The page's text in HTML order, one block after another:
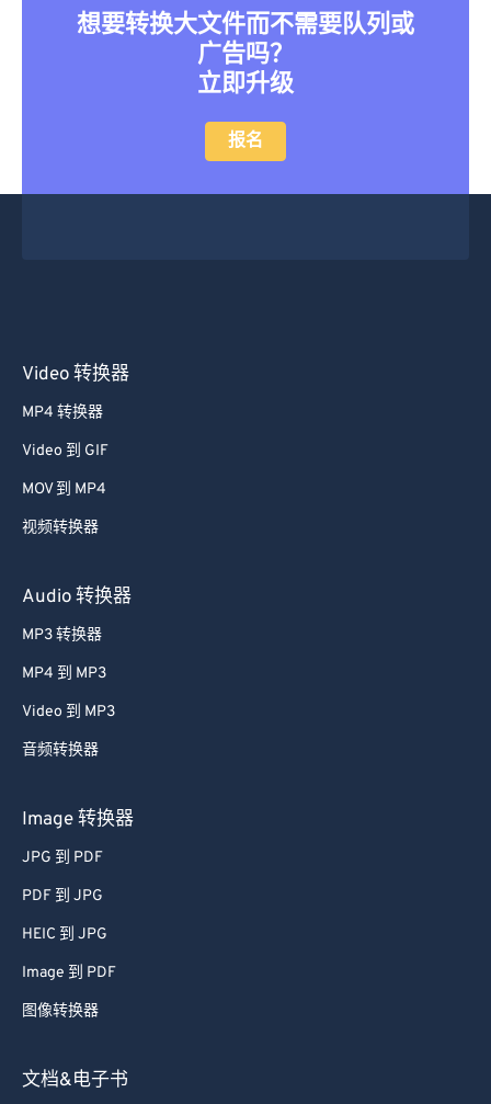
想要转换大文件而不需要队列或
广告吗？
立即升级
报名
Video 转换器
MP4 转换器
Video 到 GIF
MOV 到 MP4
视频转换器
Audio 转换器
MP3 转换器
MP4 到 MP3
Video 到 MP3
音频转换器
Image 转换器
JPG 到 PDF
PDF 到 JPG
HEIC 到 JPG
Image 到 PDF
图像转换器
文档&电子书